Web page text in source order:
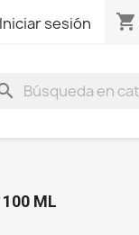
Iniciar sesión shopping_cart
100 ML